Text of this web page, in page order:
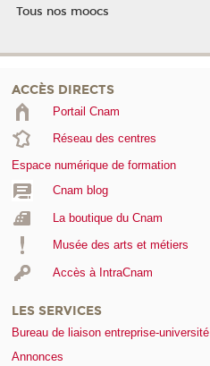
Tous nos moocs
ACCÈS DIRECTS
Portail Cnam
Réseau des centres
Espace numérique de formation
Cnam blog
La boutique du Cnam
Musée des arts et métiers
Accès à IntraCnam
LES SERVICES
Bureau de liaison entreprise-université
Annonces